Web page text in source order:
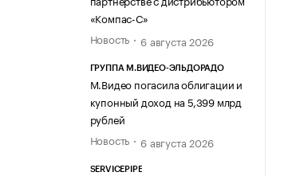
«Компас-С»
Новость
6 августа 2026
ГРУППА М.ВИДЕО-ЭЛЬДОРАДО
М.Видео погасила облигации и
купонный доход на 5,399 млрд
рублей
Новость
6 августа 2026
SERVICEPIPE